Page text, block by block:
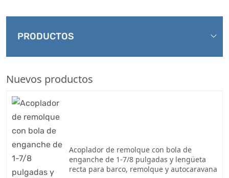
PRODUCTOS
Nuevos productos
Acoplador de remolque con bola de
enganche de 1-7/8 pulgadas y lengüeta
recta para barco, remolque y autocaravana